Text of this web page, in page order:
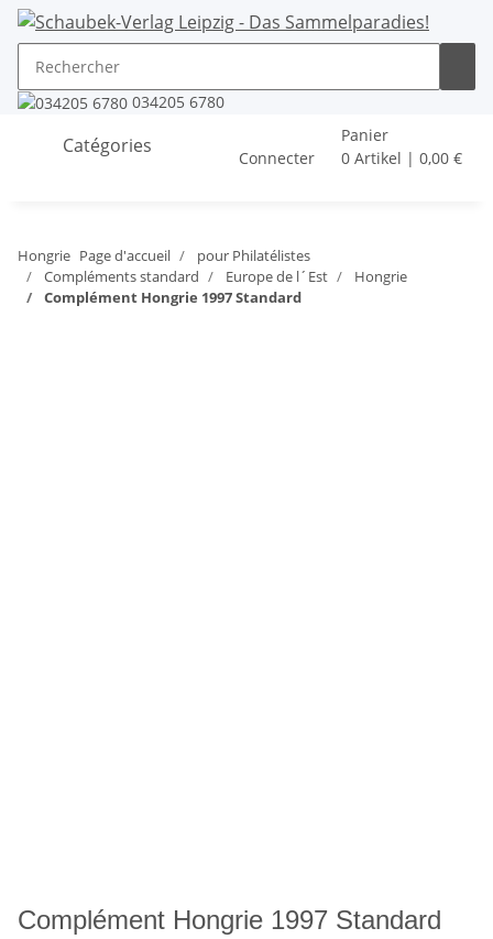
034205 6780
Catégories
Connecter
Panier
0 Artikel | 0,00 €
Hongrie Page d'accueil
pour Philatélistes
Compléments standard
Europe de l´Est
Hongrie
Complément Hongrie 1997 Standard
Complément Hongrie 1997 Standard